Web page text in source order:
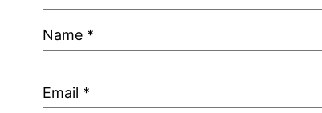
Name *
Email *